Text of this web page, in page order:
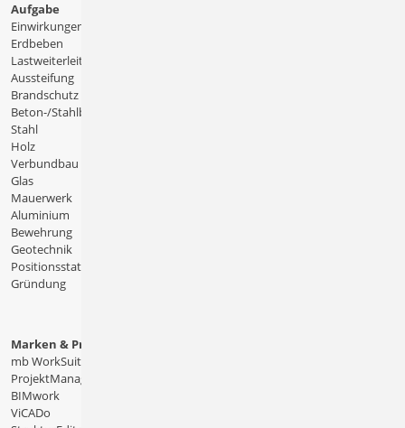
Aufgabe
Einwirkungen
Erdbeben
Lastweiterleitung
Aussteifung
Brandschutz
Beton-/Stahlbeton
Stahl
Holz
Verbundbau
Glas
Mauerwerk
Aluminium
Bewehrung
Geotechnik
Positionsstatik
Gründung
Marken & Produkte
mb WorkSuite
ProjektManager
BIMwork
ViCADo